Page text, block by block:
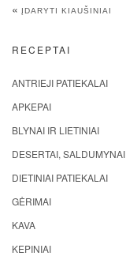
« ĮDARYTI KIAUŠINIAI
RECEPTAI
ANTRIEJI PATIEKALAI
APKEPAI
BLYNAI IR LIETINIAI
DESERTAI, SALDUMYNAI
DIETINIAI PATIEKALAI
GĖRIMAI
KAVA
KEPINIAI